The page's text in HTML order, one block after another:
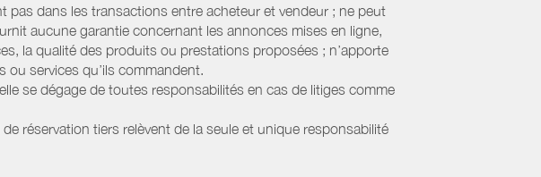
pas dans les transactions entre acheteur et vendeur ; ne peut
aucune garantie concernant les annonces mises en ligne,
la qualité des produits ou prestations proposées ; n’apporte
ou services qu’ils commandent.
se dégage de toutes responsabilités en cas de litiges comme
réservation tiers relèvent de la seule et unique responsabilité